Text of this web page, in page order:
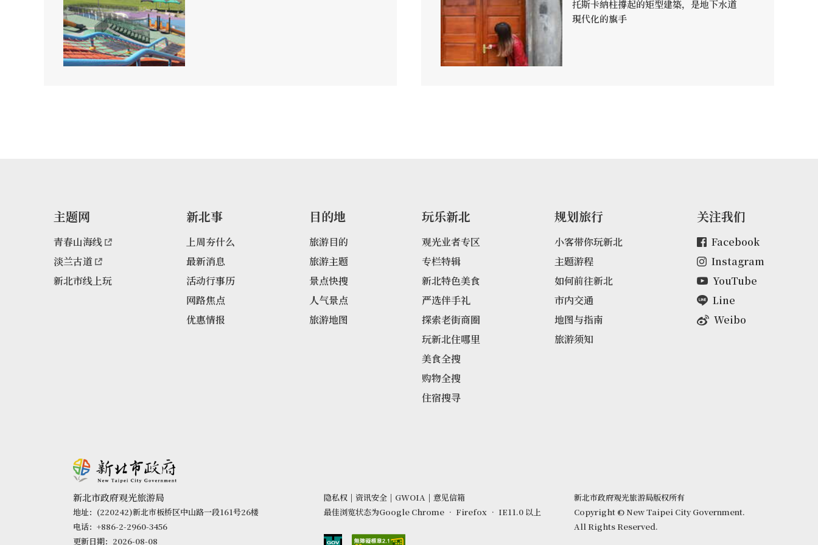
托斯卡納柱撐起的矩型建築，是地下水道
現代化的旗手
主题网
青春山海线
淡兰古道
新北市线上玩
新北事
上周夯什么
最新消息
活动行事历
网路焦点
优惠情报
目的地
旅游目的
旅游主题
景点快搜
人气景点
旅游地图
玩乐新北
观光业者专区
专栏特辑
新北特色美食
严选伴手礼
探索老街商圈
玩新北住哪里
美食全搜
购物全搜
住宿搜寻
规划旅行
小客带你玩新北
主题游程
如何前往新北
市内交通
地图与指南
旅游须知
关注我们
Facebook
Instagram
YouTube
Line
Weibo
新北市政府观光旅游局
地址：(220242)新北市板桥区中山路一段161号26楼
电话：+886-2-2960-3456
更新日期：2026-08-08
隐私权 | 资讯安全 | GWOIA | 意见信箱
最佳浏览状态为Google Chrome ‧ Firefox ‧ IE11.0 以上
新北市政府观光旅游局版权所有
Copyright © New Taipei City Government.
All Rights Reserved.